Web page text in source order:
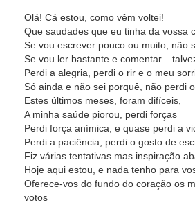
Olá! Cá estou, como vêm voltei!
Que saudades que eu tinha da vossa
Se vou escrever pouco ou muito, não
Se vou ler bastante e comentar...
Perdi a alegria, perdi o rir e o meu
Só ainda e não sei porquê, não perdi
Estes últimos meses, foram difíceis,
A minha saúde piorou, perdi forças
Perdi força anímica, e quase perdi a
Perdi a paciência, perdi o gosto de
Fiz várias tentativas mas inspiração
Hoje aqui estou, e nada tenho para
Oferece-vos do fundo do coração os
votos